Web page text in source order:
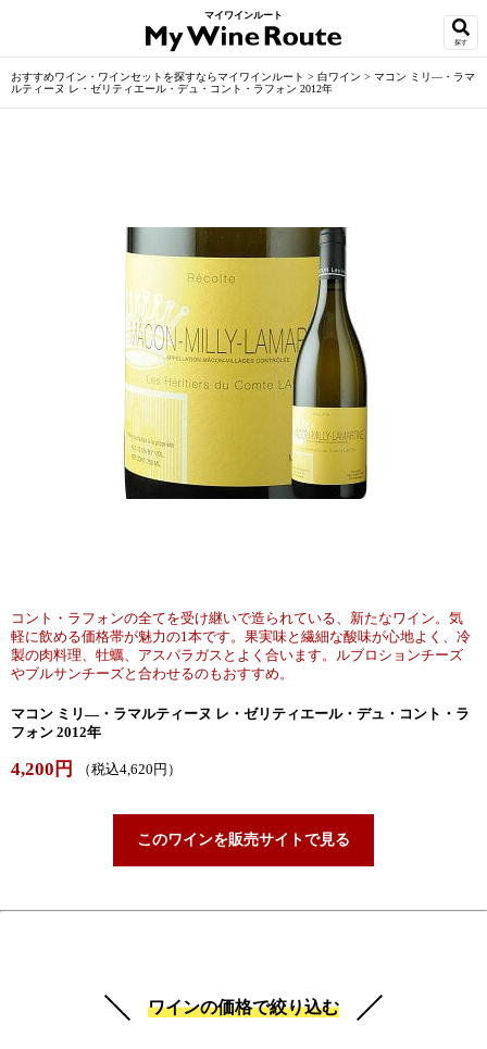
マイワインルート
探す
おすすめワイン・ワインセットを探すならマイワインルート > 白ワイン > マコン ミリ―・ラマ
ルティーヌ レ・ゼリティエール・デュ・コント・ラフォン 2012年
コント・ラフォンの全てを受け継いで造られている、新たなワイン。気
軽に飲める価格帯が魅力の1本です。果実味と繊細な酸味が心地よく、冷
製の肉料理、牡蠣、アスパラガスとよく合います。ルブロションチーズ
やブルサンチーズと合わせるのもおすすめ。
マコン ミリ―・ラマルティーヌ レ・ゼリティエール・デュ・コント・ラ
フォン 2012年
4,200円 （税込4,620円）
このワインを販売サイトで見る
ワインの価格で絞り込む